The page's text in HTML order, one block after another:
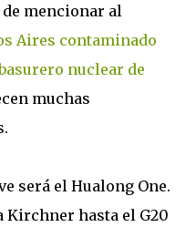
mencionar al
Aires contaminado
nuclear de
muchas
será el Hualong One.
Kirchner hasta el G20